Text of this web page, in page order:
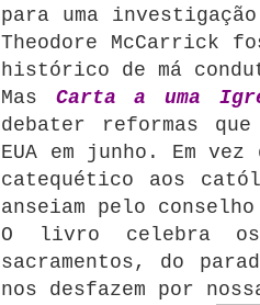
para uma
Theodore McCarrick
histórico de má
Mas Carta a uma
debater reformas
EUA em junho.
Em
catequético aos
anseiam pelo
O livro celebra
sacramentos, do
nos desfazem por